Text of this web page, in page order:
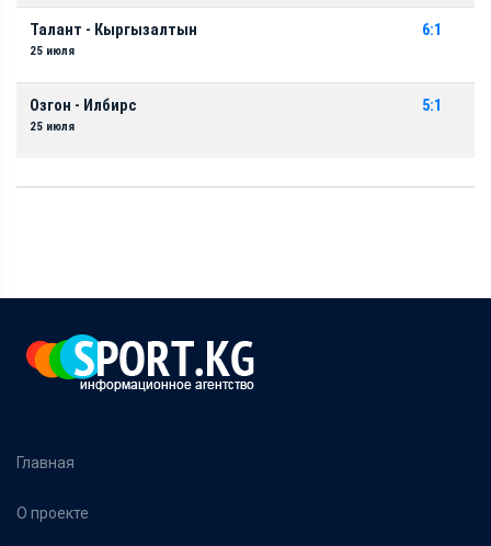
Талант - Кыргызалтын
25 июля
6:1
Озгон - Илбирс
25 июля
5:1
Главная
О проекте